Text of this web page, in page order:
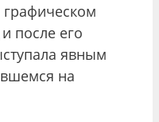
после его
явным
на